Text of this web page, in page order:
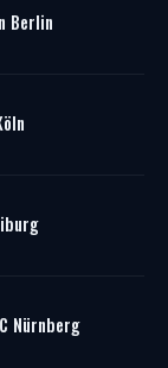
Berlin
Nürnberg